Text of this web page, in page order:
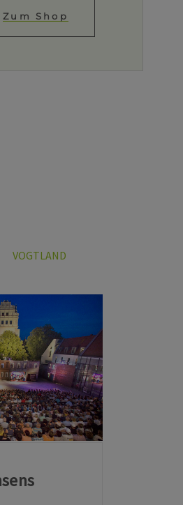
Zum Shop
VOGTLAND